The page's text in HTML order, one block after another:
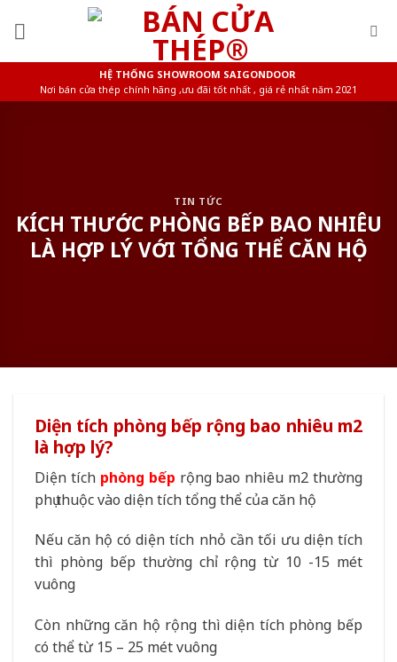
HỆ THỐNG SHOWROOM SAIGONDOOR
Nơi bán cửa thép chính hãng ,ưu đãi tốt nhất , giá rẻ nhất năm 2021
TIN TỨC
KÍCH THƯỚC PHÒNG BẾP BAO NHIÊU
LÀ HỢP LÝ VỚI TỔNG THỂ CĂN HỘ
Diện tích phòng bếp rộng bao nhiêu m2
là hợp lý?
Diện tích phòng bếp rộng bao nhiêu m2 thường
phụ thuộc vào diện tích tổng thể của căn hộ
Nếu căn hộ có diện tích nhỏ cần tối ưu diện tích
thì phòng bếp thường chỉ rộng từ 10 -15 mét
vuông
Còn những căn hộ rộng thì diện tích phòng bếp
có thể từ 15 – 25 mét vuông